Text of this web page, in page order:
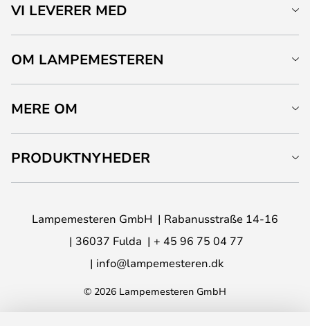
VI LEVERER MED
OM LAMPEMESTEREN
MERE OM
PRODUKTNYHEDER
Lampemesteren GmbH
Rabanusstraße 14-16
36037 Fulda
+ 45 96 75 04 77
info@lampemesteren.dk
© 2026 Lampemesteren GmbH